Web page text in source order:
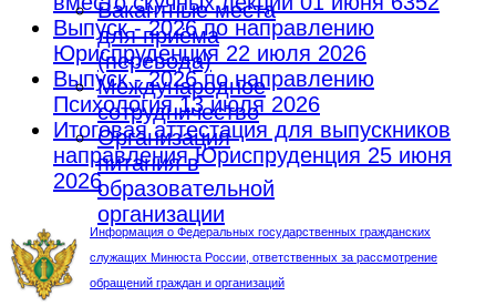
Вакантные места
для приёма
(перевода)
Международное
сотрудничество
Организация
питания в
образовательной
организации
Выпуск - 2026 по направлению
Юриспруденция 22 июля 2026
Выпуск - 2026 по направлению
Психология13 июля 2026
Итоговая аттестация для выпускников
направления Юриспруденция 25 июня
2026
Информация о Федеральных государственных гражданских
служащих Минюста России, ответственных за рассмотрение
обращений граждан и организаций